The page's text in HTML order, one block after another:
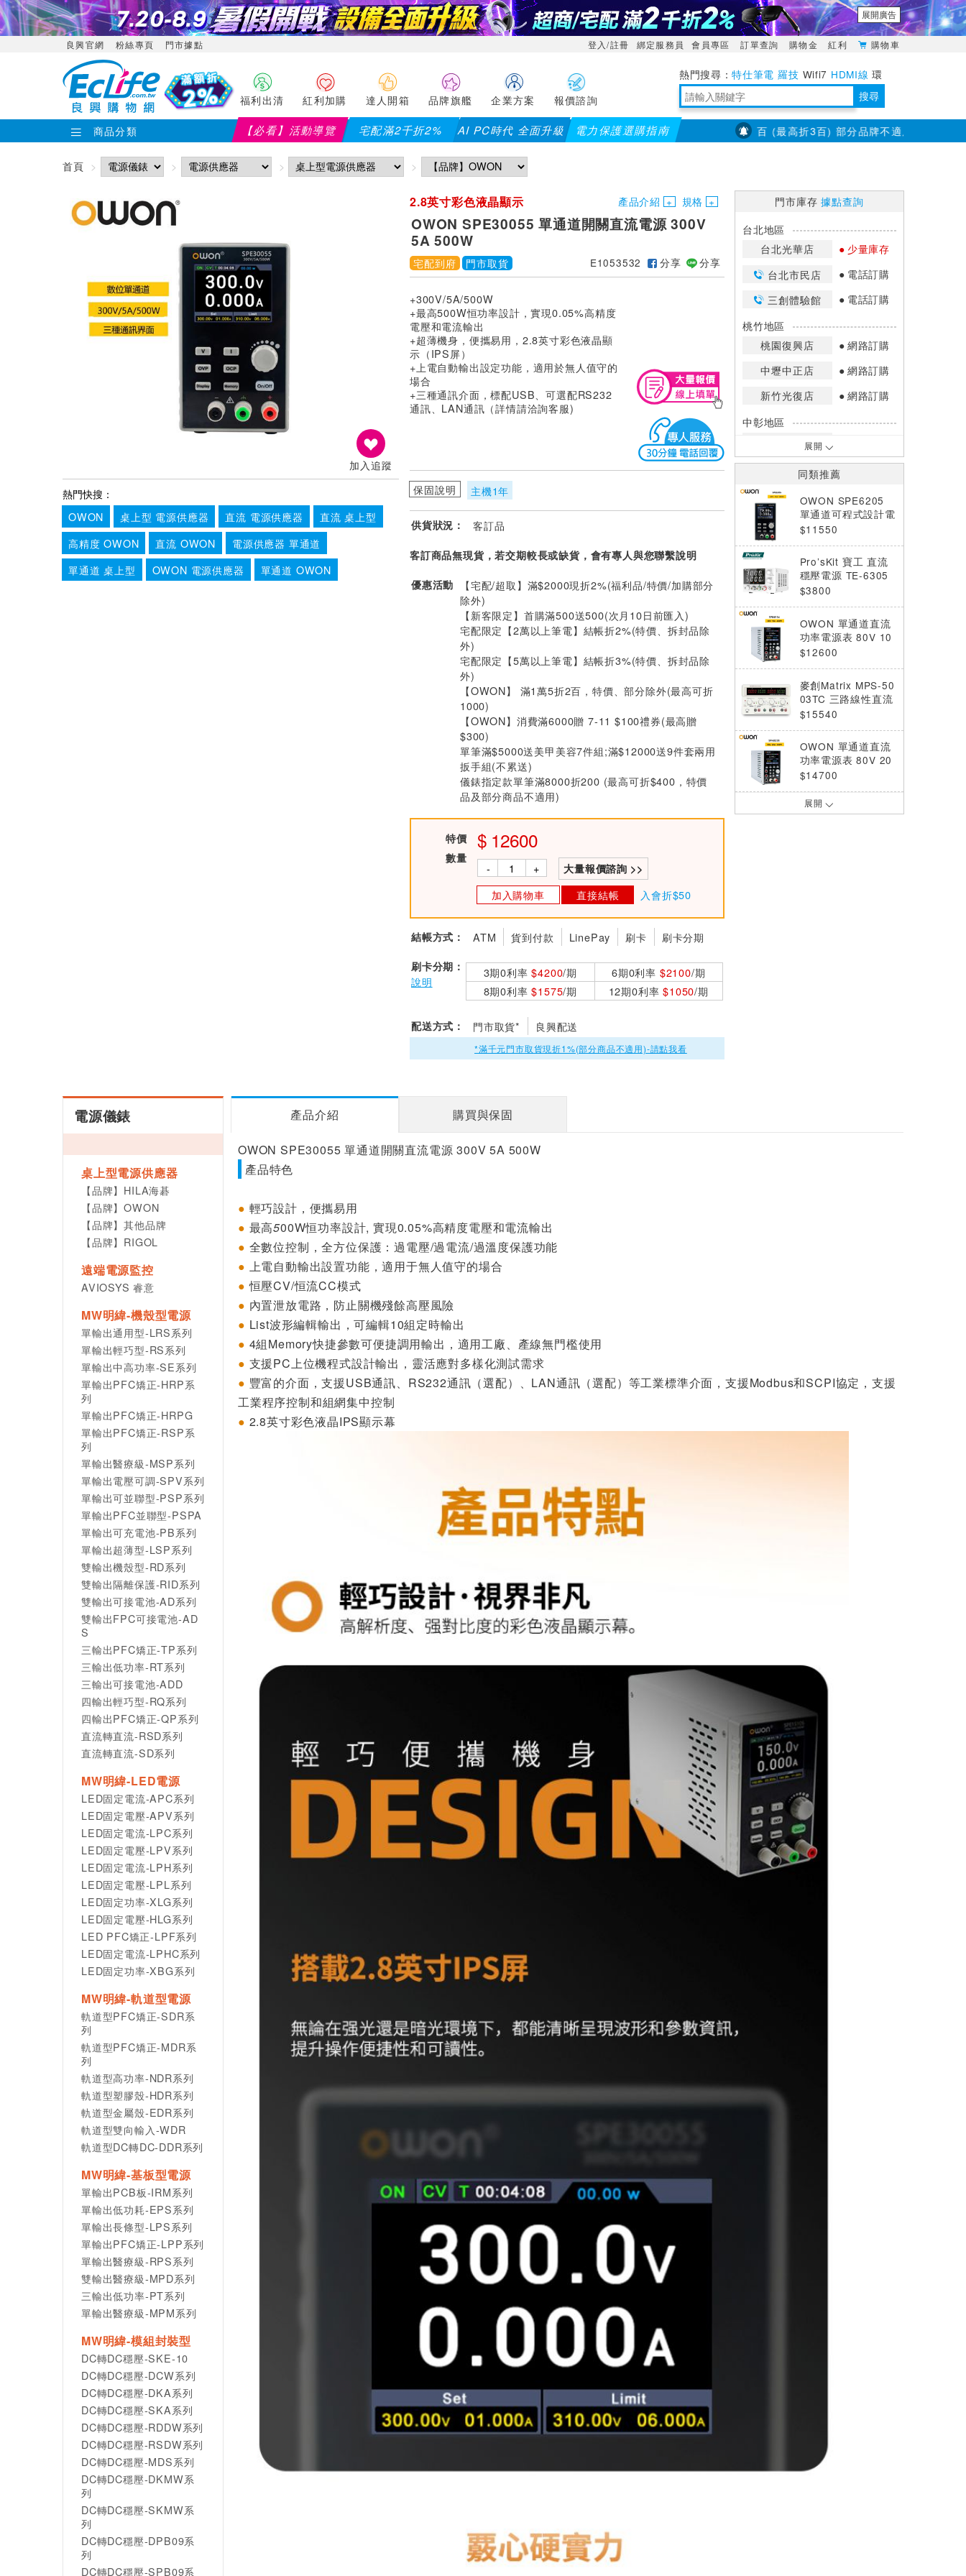
展開廣告
良興官網 粉絲專頁 門市據點 登入/註冊 綁定服務員 會員專區 訂單查詢 購物金 紅利 購物車
福利出清 紅利加購 達人開箱 品牌旗艦 企業方案 報價諮詢
特仕筆電 羅技 Wifi7 HDMI線 環
境量測 明緯POWER 搜尋
商品分類 【必看】活動導覽 宅配滿2千折2% AI PC時代 全面升級 電力保護選購指南
【PX大通】全館滿千折百(部分品項不適用，滿2千折200...) 儀錶指定款單筆滿8000折200 (最高可折$400 7/23~8/31【耳機喇叭】滿千折百 (最高折3百) 部分品牌不適用
首頁
加入追蹤
熱門快搜：
OWON
桌上型 電源供應器 直流 電源供應器
直流 桌上型
高精度 OWON
直流 OWON
電源供應器 單通道
單通道 桌上型
OWON 電源供應器 單通道 OWON
2.8英寸彩色液晶顯示 產品介紹 規格
OWON SPE30055 單通道開關直流電源 300V
5A 500W
宅配到府 門市取貨 E1053532 分享 分享
+300V/5A/500W
+最高500W恒功率設計，實現0.05%高精度
電壓和電流輸出
+超薄機身，便攜易用，2.8英寸彩色液晶顯
示（IPS屏）
+上電自動輸出設定功能，適用於無人值守的
場合
+三種通訊介面，標配USB、可選配RS232
通訊、LAN通訊（詳情請洽詢客服)
保固說明 主機1年
供貨狀況： 客訂品
客訂商品無現貨，若交期較長或缺貨，會有專人與您聯繫說明
優惠活動
【宅配/超取】滿$2000現折2%(福利品/特價/加購部分
除外)
【新客限定】首購滿500送500(次月10日前匯入)
宅配限定【2萬以上筆電】結帳折2%(特價、拆封品除
外)
宅配限定【5萬以上筆電】結帳折3%(特價、拆封品除
外)
【OWON】 滿1萬5折2百，特價、部分除外(最高可折
1000)
【OWON】消費滿6000贈 7-11 $100禮券(最高贈
$300)
單筆滿$5000送美甲美容7件組;滿$12000送9件套兩用
扳手組(不累送)
儀錶指定款單筆滿8000折200 (最高可折$400，特價
品及部分商品不適用)
特價 12600
數量
- + 大量報價諮詢 >>
加入購物車 直接結帳 入會折$50
結帳方式： ATM 貨到付款 LinePay 刷卡 刷卡分期
刷卡分期：
說明
3期0利率$4200/期 6期0利率 $2100/期
8期0利率$1575/期 12期0利率$1050/期
配送方式： 門市取貨* 良興配送
*滿千元門市取貨現折1%(部分商品不適用)-請點我看
門市庫存據點查詢
台北地區
台北光華店
少量庫存
台北市民店
電話訂購
三創體驗館
電話訂購
桃竹地區
桃園復興店
網路訂購
中壢中正店
網路訂購
新竹光復店
網路訂購
中彰地區
台中英才店
嘉南地區
高雄鳳山店
網路訂購
*庫存數量：網路訂購(0)、少量庫存
(1~2)、現貨充足(3以上)。
*門市庫存以店內實際數量為準，可使
用專人服務或撥打門市電話洽詢。
展開
同類推薦
OWON SPE6205
單通道可程式設計電
源供應器(60V/20A/
$11550
Pro’sKit 寶工 直流
穩壓電源 TE-6305
NE
$3800
OWON 單通道直流
功率電源表 80V 10
A 四位半 SPM8104
$12600
麥創Matrix MPS-50
03TC 三路線性直流
電源(帶通訊介面)
$15540
OWON 單通道直流
功率電源表 80V 20
A 四位半 SPM8205
$14700
OWON SPE6103
展開
電源儀錶
桌上型電源供應器
【品牌】HILA海碁
【品牌】OWON
【品牌】其他品牌
【品牌】RIGOL
遠端電源監控
AVIOSYS 睿意
MW明緯-機殼型電源
單輸出通用型-LRS系列
單輸出輕巧型-RS系列
單輸出中高功率-SE系列
單輸出PFC矯正-HRP系
列
單輸出PFC矯正-HRPG
單輸出PFC矯正-RSP系
列
單輸出醫療級-MSP系列
單輸出電壓可調-SPV系列
單輸出可並聯型-PSP系列
單輸出PFC並聯型-PSPA
單輸出可充電池-PB系列
單輸出超薄型-LSP系列
雙輸出機殼型-RD系列
雙輸出隔離保護-RID系列
雙輸出可接電池-AD系列
雙輸出FPC可接電池-AD
S
三輸出PFC矯正-TP系列
三輸出低功率-RT系列
三輸出可接電池-ADD
四輸出輕巧型-RQ系列
四輸出PFC矯正-QP系列
直流轉直流-RSD系列
直流轉直流-SD系列
MW明緯-LED電源
LED固定電流-APC系列
LED固定電壓-APV系列
LED固定電流-LPC系列
LED固定電壓-LPV系列
LED固定電流-LPH系列
LED固定電壓-LPL系列
LED固定功率-XLG系列
LED固定電壓-HLG系列
LED PFC矯正-LPF系列
LED固定電流-LPHC系列
LED固定功率-XBG系列
MW明緯-軌道型電源
軌道型PFC矯正-SDR系
列
軌道型PFC矯正-MDR系
列
軌道型高功率-NDR系列
軌道型塑膠殼-HDR系列
軌道型金屬殼-EDR系列
軌道型雙向輸入-WDR
軌道型DC轉DC-DDR系列
MW明緯-基板型電源
單輸出PCB板-IRM系列
單輸出低功耗-EPS系列
單輸出長條型-LPS系列
單輸出PFC矯正-LPP系列
單輸出醫療級-RPS系列
雙輸出醫療級-MPD系列
三輸出低功率-PT系列
單輸出醫療級-MPM系列
MW明緯-模組封裝型
DC轉DC穩壓-SKE-10
DC轉DC穩壓-DCW系列
DC轉DC穩壓-DKA系列
DC轉DC穩壓-SKA系列
DC轉DC穩壓-RDDW系列
DC轉DC穩壓-RSDW系列
DC轉DC穩壓-MDS系列
DC轉DC穩壓-DKMW系
列
DC轉DC穩壓-SKMW系
列
DC轉DC穩壓-DPB09系
列
DC轉DC穩壓-SPB09系
產品介紹 購買與保固
OWON SPE30055 單通道開關直流電源 300V 5A 500W
產品特色
● 輕巧設計，便攜易用
● 最高500W恒功率設計,實現0.05%高精度電壓和電流輸出
● 全數位控制，全方位保護：過電壓/過電流/過溫度保護功能
● 上電自動輸出設置功能，適用于無人值守的場合
● 恒壓CV/恒流CC模式
● 內置泄放電路，防止關機殘餘高壓風險
● List波形編輯輸出，可編輯10組定時輸出
● 4組Memory快捷參數可便捷調用輸出，適用工廠、產線無門檻使用
● 支援PC上位機程式設計輸出，靈活應對多樣化測試需求
● 豐富的介面，支援USB通訊、 RS232通訊（選配）、 LAN通訊（選配）等工業標準介面，支援Modbus和SCPI協定，支援
工業程序控制和組網集中控制
● 2.8英寸彩色液晶IPS顯示幕